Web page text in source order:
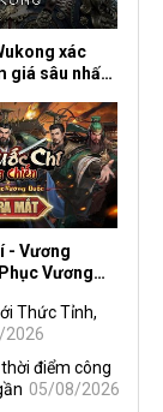
xác
giá sâu nhất
- Vương
Vương
Nam Á
Thức Tỉnh,
2026
điểm công
05/08/2026